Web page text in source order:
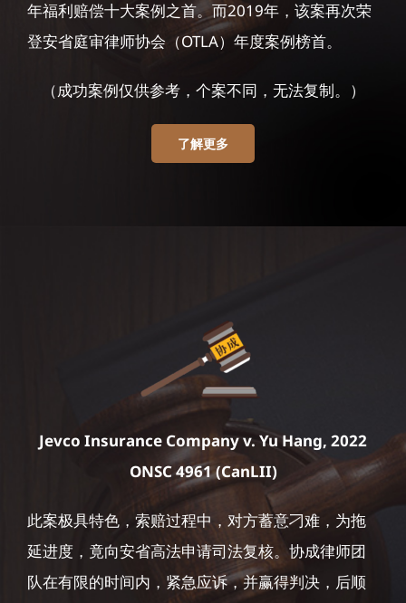
年福利赔偿十大案例之首。而2019年，该案再次荣
登安省庭审律师协会（OTLA）年度案例榜首。
（成功案例仅供参考，个案不同，无法复制。）
了解更多
Jevco Insurance Company v. Yu Hang, 2022
ONSC 4961 (CanLII)
此案极具特色，索赔过程中，对方蓄意刁难，为拖
延进度，竟向安省高法申请司法复核。协成律师团
队在有限的时间内，紧急应诉，并赢得判决，后顺